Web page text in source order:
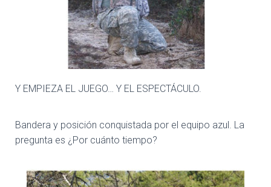
Y EMPIEZA EL JUEGO… Y EL ESPECTÁCULO.
Bandera y posición conquistada por el equipo azul. La
pregunta es ¿Por cuánto tiempo?